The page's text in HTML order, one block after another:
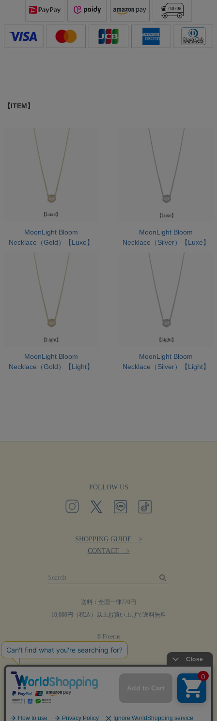
【ITEM】
MoonLight Bloom
Necklace（Gold）【Luxe】
MoonLight Bloom
Necklace（Silver）【Luxe】
MoonLight Bloom
Necklace（Gold）【Light】
MoonLight Bloom
Necklace（Silver）【Light】
FOLLOW US
SHOPPING GUIDE >
CONTACT >
送料：全国一律770円
10,000円（税込）以上お買い上げで送料無料
© Freecus